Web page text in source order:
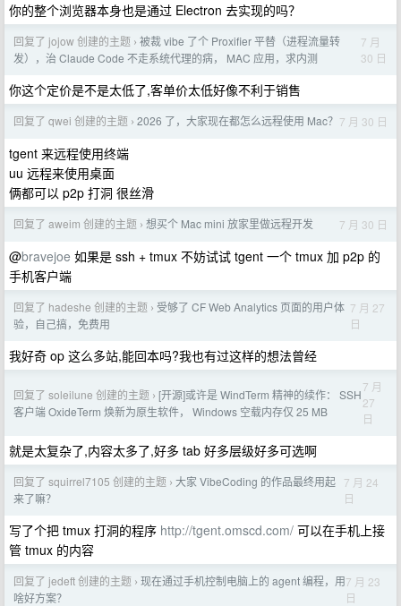
你的整个浏览器本身也是通过 Electron 去实现的吗？
回复了 jojow 创建的主题 › 被裁 vibe 了个 Proxifier 平替（进程流量转
发），治 Claude Code 不走系统代理的病， MAC 应用，求内测
7 月
30 日
你这个定价是不是太低了,客单价太低好像不利于销售
回复了 qwei 创建的主题 › 2026 了，大家现在都怎么远程使用 Mac？ 7 月 30 日
tgent 来远程使用终端
uu 远程来使用桌面
俩都可以 p2p 打洞 很丝滑
回复了 aweim 创建的主题 › 想买个 Mac mini 放家里做远程开发 7 月 30 日
@bravejoe 如果是 ssh + tmux 不妨试试 tgent 一个 tmux 加 p2p 的
手机客户端
回复了 hadeshe 创建的主题 › 受够了 CF Web Analytics 页面的用户体
验，自己搞，免费用
7 月 27
日
我好奇 op 这么多站,能回本吗?我也有过这样的想法曾经
回复了 soleilune 创建的主题 › [开源]或许是 WindTerm 精神的续作： SSH
客户端 OxideTerm 焕新为原生软件， Windows 空载内存仅 25 MB
7 月
27
日
就是太复杂了,内容太多了,好多 tab 好多层级好多可选啊
回复了 squirrel7105 创建的主题 › 大家 VibeCoding 的作品最终用起
来了嘛？
7 月 24
日
写了个把 tmux 打洞的程序 http://tgent.omscd.com/ 可以在手机上接
管 tmux 的内容
回复了 jedeft 创建的主题 › 现在通过手机控制电脑上的 agent 编程，用
啥好方案？
7 月 23
日